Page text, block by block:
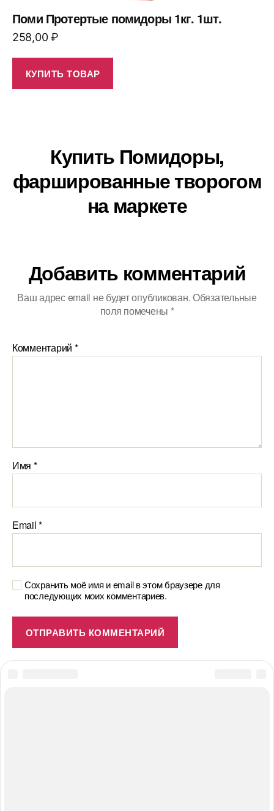
Поми Протертые помидоры 1кг. 1шт.
258,00₽
КУПИТЬ ТОВАР
Купить Помидоры,
фаршированные творогом
на маркете
Добавить комментарий
Ваш адрес email не будет опубликован.Обязательные
поля помечены *
Комментарий *
Имя *
Email*
Сохранить моё имя и email в этом браузере для
последующих моих комментариев.